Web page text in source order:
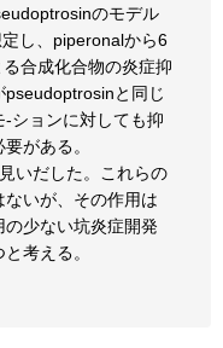
のモデル
し、piperonalから6
合成化合物の炎症抑
と同じ
ションに対しても抑
がある。
いだした。これらの
いが、その作用は
少ない坑炎症開発
考える。